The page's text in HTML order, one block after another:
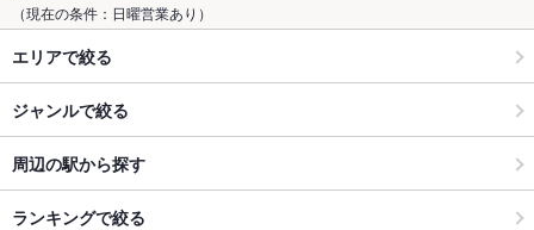
（現在の条件：日曜営業あり）
エリアで絞る
ジャンルで絞る
周辺の駅から探す
ランキングで絞る